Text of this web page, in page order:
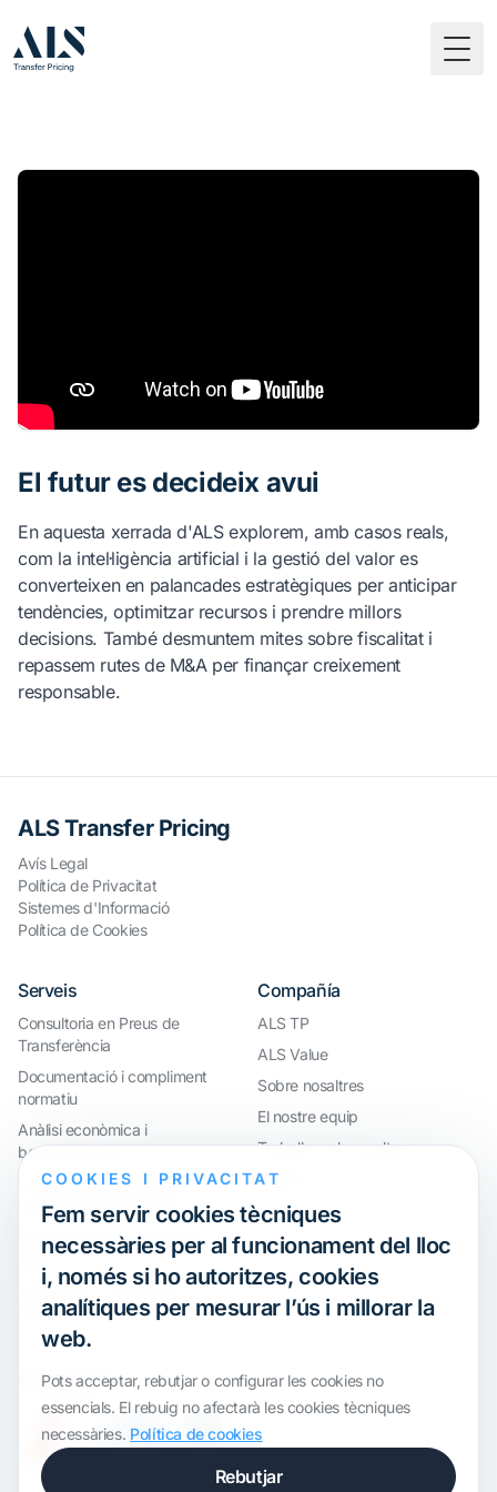
El futur es decideix avui
En aquesta xerrada d'ALS explorem, amb casos reals,
com la intel·ligència artificial i la gestió del valor es
converteixen en palancades estratègiques per anticipar
tendències, optimitzar recursos i prendre millors
decisions. També desmuntem mites sobre fiscalitat i
repassem rutes de M&A per finançar creixement
responsable.
ALS Transfer Pricing
Avís Legal
Política de Privacitat
Sistemes d'Informació
Política de Cookies
Serveis
Consultoria en Preus de
Transferència
Documentació i compliment
normatiu
Anàlisi econòmica i
benchmarkings
Compliment internacional i
reorganització de grups
Defensa davant inspeccions i
litigis
Valoracions i operacions
financeres
Compañía
ALS TP
ALS Value
Sobre nosaltres
El nostre equip
Treballa amb nosaltres
Webinar
Certification
COOKIES I PRIVACITAT
Fem servir cookies tècniques
necessàries per al funcionament del lloc
i, només si ho autoritzes, cookies
analítiques per mesurar l’ús i millorar la
web.
Pots acceptar, rebutjar o configurar les cookies no
essencials. El rebuig no afectarà les cookies tècniques
necessàries. Política de cookies
Rebutjar